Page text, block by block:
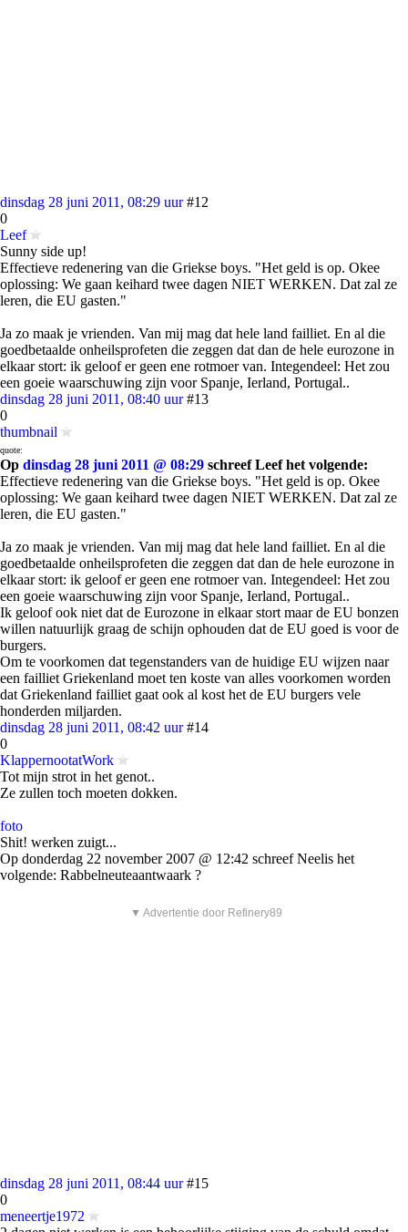
dinsdag 28 juni 2011, 08:29 uur #12
0
Leef
Sunny side up!
Effectieve redenering van die Griekse boys. "Het geld is op. Okee
oplossing: We gaan keihard twee dagen NIET WERKEN. Dat zal ze
leren, die EU gasten."
Ja zo maak je vrienden. Van mij mag dat hele land failliet. En al die
goedbetaalde onheilsprofeten die zeggen dat dan de hele eurozone in
elkaar stort: ik geloof er geen ene rotmoer van. Integendeel: Het zou
een goeie waarschuwing zijn voor Spanje, Ierland, Portugal..
dinsdag 28 juni 2011, 08:40 uur #13
0
thumbnail
quote:
Op dinsdag 28 juni 2011 @ 08:29 schreef Leef het volgende:
Effectieve redenering van die Griekse boys. "Het geld is op. Okee
oplossing: We gaan keihard twee dagen NIET WERKEN. Dat zal ze
leren, die EU gasten."
Ja zo maak je vrienden. Van mij mag dat hele land failliet. En al die
goedbetaalde onheilsprofeten die zeggen dat dan de hele eurozone in
elkaar stort: ik geloof er geen ene rotmoer van. Integendeel: Het zou
een goeie waarschuwing zijn voor Spanje, Ierland, Portugal..
Ik geloof ook niet dat de Eurozone in elkaar stort maar de EU bonzen
willen natuurlijk graag de schijn ophouden dat de EU goed is voor de
burgers.
Om te voorkomen dat tegenstanders van de huidige EU wijzen naar
een failliet Griekenland moet ten koste van alles voorkomen worden
dat Griekenland failliet gaat ook al kost het de EU burgers vele
honderden miljarden.
dinsdag 28 juni 2011, 08:42 uur #14
0
KlappernootatWork
Tot mijn strot in het genot..
Ze zullen toch moeten dokken.
foto
Shit! werken zuigt...
Op donderdag 22 november 2007 @ 12:42 schreef Neelis het
volgende: Rabbelneuteaantwaark ?
▼ Advertentie door Refinery89
dinsdag 28 juni 2011, 08:44 uur #15
0
meneertje1972